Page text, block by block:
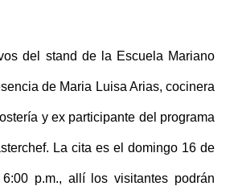
del stand de la Escuela Mariano
de Maria Luisa Arias, cocinera
y ex participante del programa
La cita es el domingo 16 de
p.m., allí los visitantes podrán